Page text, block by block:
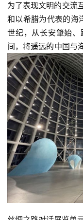
为了表现文明的交流
和以希腊为代表的海
世纪，从长安肇始
间，将遥远的中国与